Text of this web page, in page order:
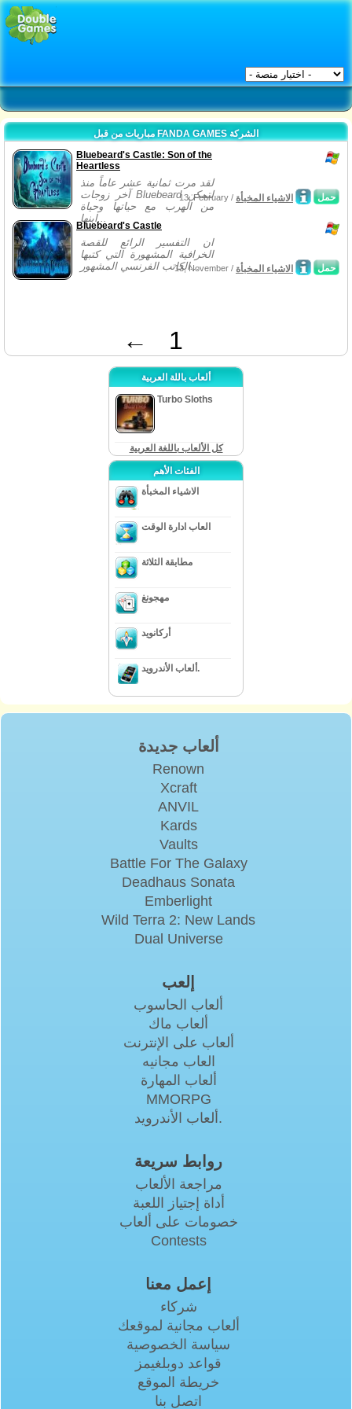
مباريات من قبل FANDA GAMES الشركة
Bluebeard's Castle: Son of the
Heartless
لقد مرت ثمانية عشر عاماً منذ
آخر زوجات Bluebeard لتمكن
من الهرب مع حياتها وحياة
ابنها...
حمل 13, February / الاشياء المخبأة
Bluebeard's Castle
ان التفسير الرائع للقصة
الخرافية المشهورة التي كتبها
الكاتب الفرنسي المشهور...
حمل 13, November / الاشياء المخبأة
← 1
ألعاب باللة العربية
Turbo Sloths
كل الألعاب باللغة العربية
الفئات الأهم
الاشياء المخبأة
العاب ادارة الوقت
مطابقة الثلاثة
مهجونغ
أركانويد
ألعاب الأندرويد.
ألعاب جديدة
Renown
Xcraft
ANVIL
Kards
Vaults
Battle For The Galaxy
Deadhaus Sonata
Emberlight
Wild Terra 2: New Lands
Dual Universe
إلعب
ألعاب الحاسوب
ألعاب ماك
ألعاب على الإنترنت
العاب مجانيه
ألعاب المهارة
MMORPG
ألعاب الأندرويد.
روابط سريعة
مراجعة الألعاب
أداة إجتياز اللعبة
خصومات على ألعاب
Contests
إعمل معنا
شركاء
ألعاب مجانية لموقعك
سياسة الخصوصية
قواعد دوبلغيمز
خريطة الموقع
اتصل بنا